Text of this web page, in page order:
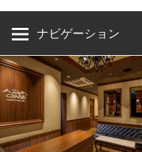
へ
ッ
プ
ナビゲーション